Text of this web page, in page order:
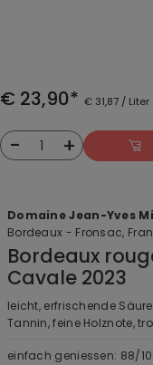
€ 23,90* € 31,87 / Liter
- 1 +
Domaine Jean-Yves
Bordeaux - Fronsac,
Bordeaux
Cavale 2023
leicht, erfrischende
Tannin, feine Holznote,
einfach geniessen: 88/